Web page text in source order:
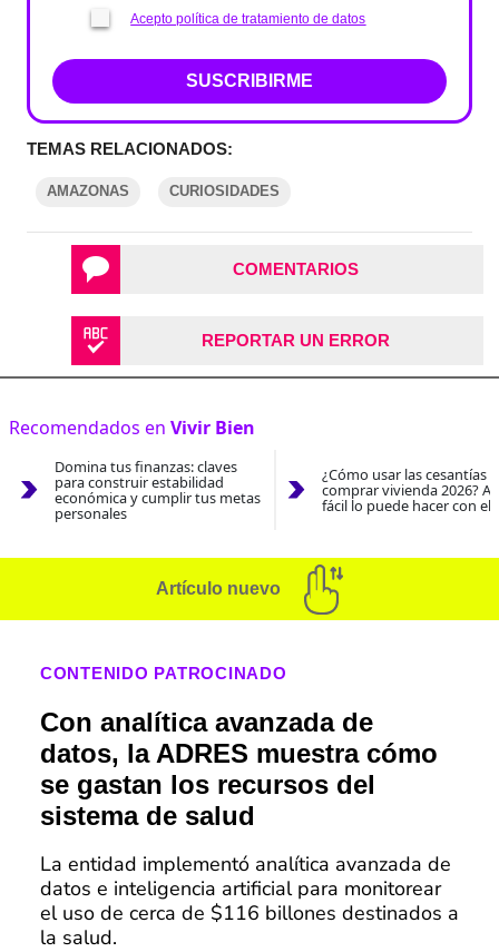
Acepto política de tratamiento de datos
SUSCRIBIRME
TEMAS RELACIONADOS:
AMAZONAS CURIOSIDADES
COMENTARIOS
REPORTAR UN ERROR
Recomendados en Vivir Bien
Domina tus finanzas: claves
para construir estabilidad
económica y cumplir tus metas
personales
¿Cómo usar las cesantías
comprar vivienda 2026?
fácil lo puede hacer con el
Artículo nuevo
CONTENIDO PATROCINADO
Con analítica avanzada de
datos, la ADRES muestra cómo
se gastan los recursos del
sistema de salud
La entidad implementó analítica avanzada de
datos e inteligencia artificial para monitorear
el uso de cerca de $116 billones destinados a
la salud.